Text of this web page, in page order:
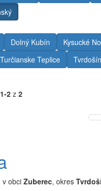
Dolný Kubín
Kysucké
Turčianske Teplice Tvrdošín
1-2 z 2
v obci Zuberec, okres